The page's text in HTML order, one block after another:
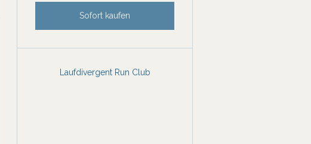
Sofort kaufen
Laufdivergent Run Club